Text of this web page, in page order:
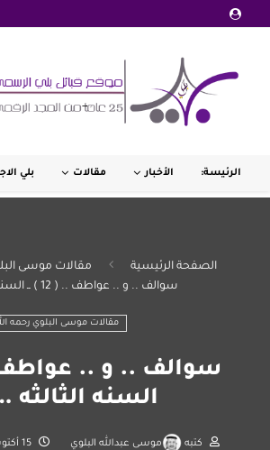
الرئيسة: الأخبار مقالات بلي
الصفحة الرئيسية
مقالات موسى
سوالف .. و .. عواطف .. ( 12 ) ــ السنه الثالثه ….!!!
مقالات موسى البلوي رحمه
السنه الثالثه
كتبه موسى عبدالله البلوي 15 أكتوبر، 2005